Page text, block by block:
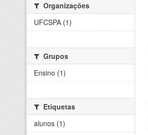
Organizações
UFCSPA (1)
Grupos
Ensino (1)
Etiquetas
alunos (1)